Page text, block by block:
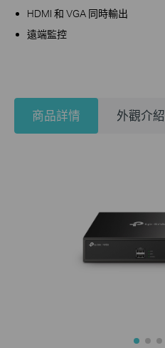
HDMI 和 VGA 同時輸出
遠端監控
商品詳情 外觀介紹